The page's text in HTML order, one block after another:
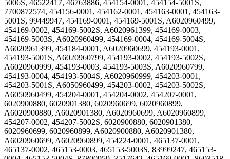
5006S, 46522417, 46763886, 454154-0001, 454154-5001S,
7700872574, 454156-0001, 454162-0001, 454163-0001, 454163-
5001S, 99449947, 454169-0001, 454169-5001S, A6020960499,
454169-0002, 454169-5002S, A6020961399, 454169-0003,
454169-5003S, A6020960499, 454169-0004, 454169-5004S,
A6020961399, 454184-0001, A6020960699, 454193-0001,
454193-5001S, A6020960799, 454193-0002, 454193-5002S,
A6020960999, 454193-0003, 454193-5003S, A6020960799,
454193-0004, 454193-5004S, A6020960999, 454203-0001,
454203-5001S, A6050960499, 454203-0002, 454203-5002S,
A6050960499, 454204-0001, 454204-0002, 454207-0001,
6020900880, 6020901380, 6020960699, 6020960899,
A6020900880, A6020901380, A6020960699, A6020960899,
454207-0002, 454207-5002S, 6020900880, 6020901380,
6020960699, 6020960899, A6020900880, A6020901380,
A6020960699, A6020960899, 454224-0001, 465137-0001,
465137-0002, 465153-0003, 465153-5003S, 83999247, 465153-